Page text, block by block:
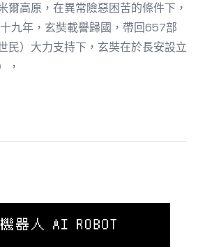
爾高原，在異常險惡困苦的條件下，
九年，玄奘載譽歸國，帶回657部
民）大力支持下，玄奘在於長安設立
，